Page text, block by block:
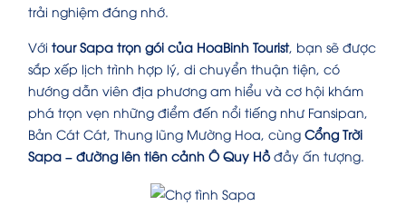
trải nghiệm đáng nhớ.
Với tour Sapa trọn gói của HoaBinh Tourist, bạn sẽ được
sắp xếp lịch trình hợp lý, di chuyển thuận tiện, có
hướng dẫn viên địa phương am hiểu và cơ hội khám
phá trọn vẹn những điểm đến nổi tiếng như Fansipan,
Bản Cát Cát, Thung lũng Mường Hoa, cùng Cổng Trời
Sapa – đường lên tiên cảnh Ô Quy Hồđầy ấn tượng.